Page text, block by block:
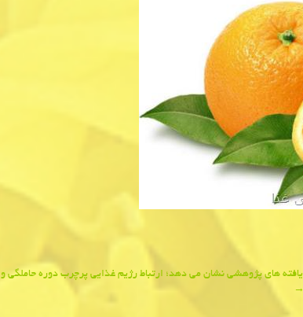
یافته های پژوهشی نشان می دهد؛ ارتباط رژیم غذایی پرچرب دوره
→